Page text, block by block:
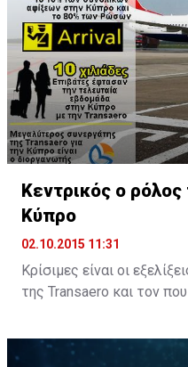
και Περιβάλλοντος,
ότι “πριν από δύο μήνες
δημοσιεύτηκε στην
Ευρωπαϊκής Επιτροπής
δρόμο για ...
Κεντρικός ο ρόλος
Κύπρο
02.10.2015 11:31
Κρίσιμες είναι οι
της Transaero και τον
θετική ανάγνωση των
έμμεσος ρόλος που η